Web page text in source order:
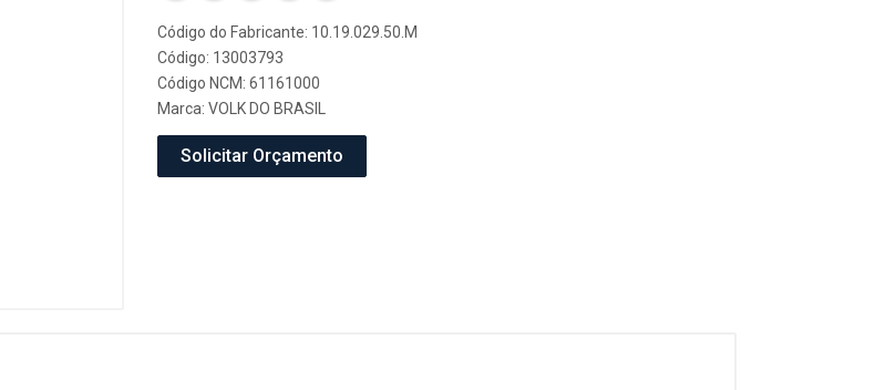
Código do Fabricante: 10.19.029.50.M
Código: 13003793
Código NCM: 61161000
Marca: VOLK DO BRASIL
Solicitar Orçamento